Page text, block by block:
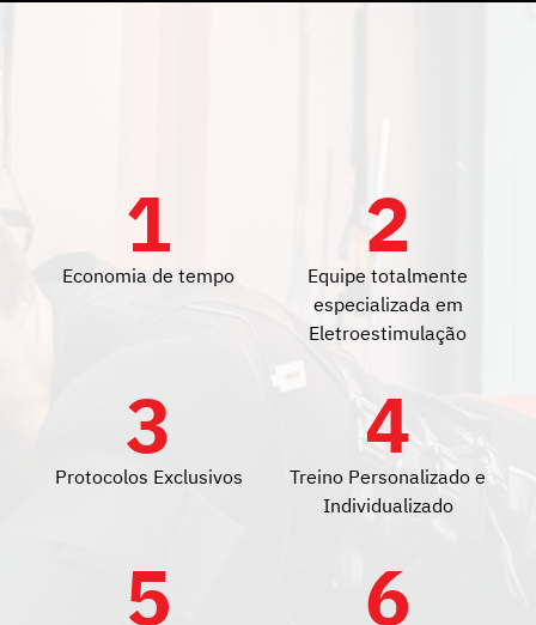
1
Economia de tempo
2
Equipe totalmente
especializada em
Eletroestimulação
3
Protocolos Exclusivos
4
Treino Personalizado e
Individualizado
5 6